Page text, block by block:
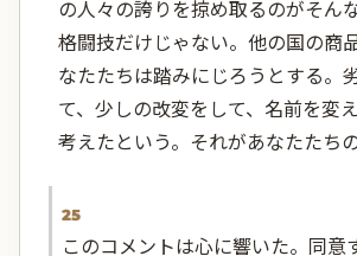
の人々の誇りを掠め取るのがそん
格闘技だけじゃない。他の国の商
なたたちは踏みにじろうとする。
て、少しの改変をして、名前を変
考えたという。それがあなたたち
25
このコメントは心に響いた。同意